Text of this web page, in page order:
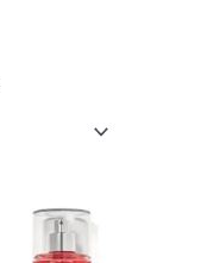
hind
hind